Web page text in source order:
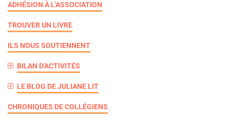
ADHÉSION À L'ASSOCIATION
TROUVER UN LIVRE
ILS NOUS SOUTIENNENT
BILAN D'ACTIVITÉS
LE BLOG DE JULIANE LIT
CHRONIQUES DE COLLÉGIENS